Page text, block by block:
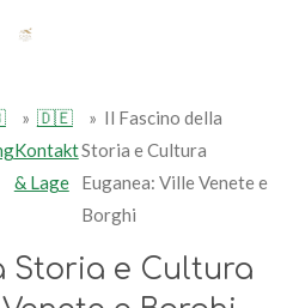
» 🇩🇪
Kontakt
& Lage
» Il Fascino della
Storia e Cultura
Euganea: Ville Venete e
Borghi
Storia e Cultura